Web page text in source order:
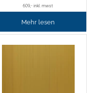
609,- inkl. mwst
Mehr lesen